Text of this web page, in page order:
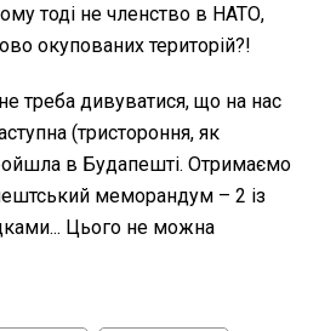
тоді не членство в НАТО,
окупованих територій?!
треба дивуватися, що на нас
(тристороння, як
в Будапешті. Отримаємо
меморандум – 2 із
Цього не можна